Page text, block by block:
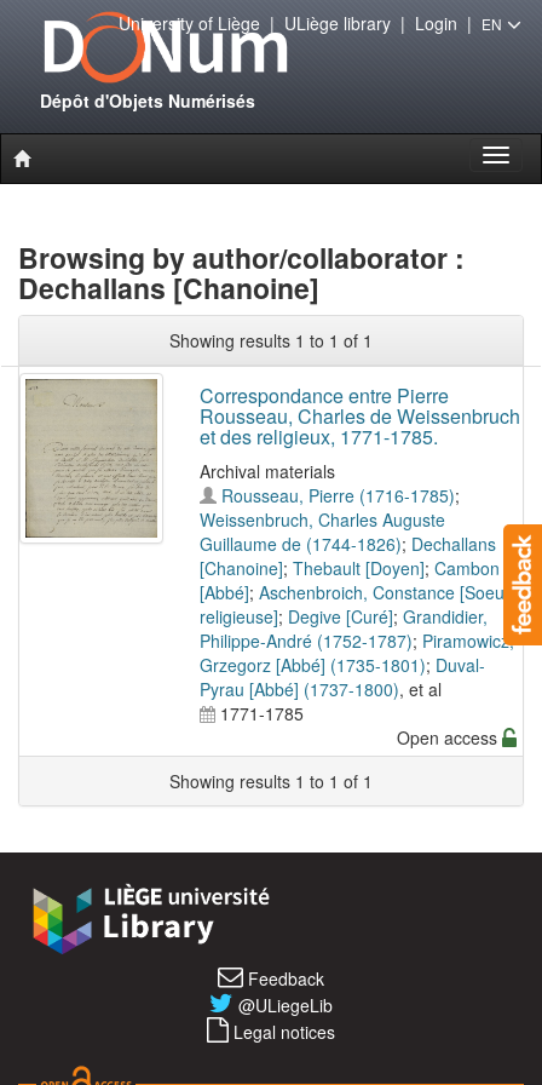
Dépôt d'Objets Numérisés
University of Liège| ULiège library| Login | EN
Browsing by author/collaborator :
Dechallans [Chanoine]
Showing results 1 to 1 of 1
Correspondance entre Pierre
Rousseau, Charles de Weissenbruch
et des religieux, 1771-1785.
Archival materials
Rousseau, Pierre (1716-1785);
Weissenbruch, Charles Auguste
Guillaume de (1744-1826); Dechallans
[Chanoine]; Thebault [Doyen]; Cambon
[Abbé]; Aschenbroich, Constance [Soeur
religieuse]; Degive [Curé]; Grandidier,
Philippe-André (1752-1787); Piramowicz,
Grzegorz [Abbé] (1735-1801); Duval-
Pyrau [Abbé] (1737-1800), et al
1771-1785
Open access
Showing results 1 to 1 of 1
Feedback
@ULiegeLib
Legal notices